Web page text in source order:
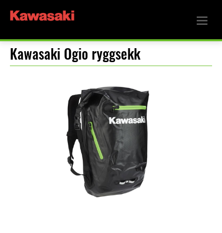
Kawasaki Ogio ryggsekk